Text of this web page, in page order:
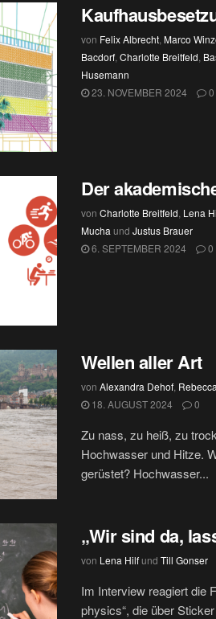
von Felix Albrecht, Marco
Bacdorf, Charlotte Breitfeld,
Husemann
23. NOVEMBER 2024
0
Der
von Charlotte Breitfeld, Lena
Mucha und Justus Brauer
6. SEPTEMBER 2024
0
Wellen aller Art
von Alexandra Dehof,
18. AUGUST 2024
0
Zu nass, zu heiß, zu
Hochwasser und Hitze.
gerüstet? Hochwasser...
„Wir sind da,
von Lena Hilfund Till Gonser
Im Interview reagiert die
physics“, die über